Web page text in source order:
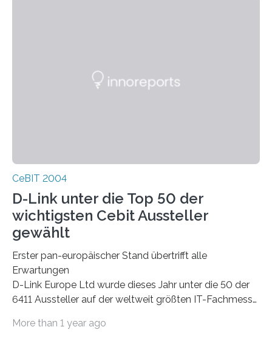
CeBIT 2004
D-Link unter die Top 50 der
wichtigsten Cebit Aussteller
gewählt
Erster pan-europäischer Stand übertrifft alle
Erwartungen
D-Link Europe Ltd wurde dieses Jahr unter die 50 der
6411 Aussteller auf der weltweit größten IT-Fachmesse
Das Konzept, dem internationalen Trend der CeBIT zu
More than 1 year ago